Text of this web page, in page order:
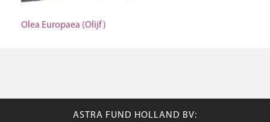
Olea Europaea (Olijf)
ASTRA FUND HOLLAND BV: